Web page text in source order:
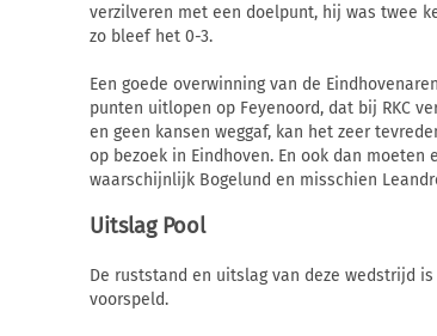
verzilveren met een doelpunt, hij was twee
zo bleef het 0-3.
Een goede overwinning van de
punten uitlopen op Feyenoord, dat bij RKC
en geen kansen weggaf, kan het zeer
op bezoek in Eindhoven. En ook dan
waarschijnlijk Bogelund en misschien
Uitslag Pool
De ruststand en uitslag van deze wedstrijd
voorspeld.